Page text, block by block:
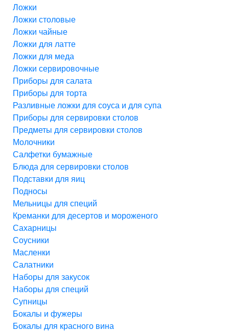
Ложки
Ложки столовые
Ложки чайные
Ложки для латте
Ложки для меда
Ложки сервировочные
Приборы для салата
Приборы для торта
Разливные ложки для соуса и для супа
Приборы для сервировки столов
Предметы для сервировки столов
Молочники
Салфетки бумажные
Блюда для сервировки столов
Подставки для яиц
Подносы
Мельницы для специй
Креманки для десертов и мороженого
Сахарницы
Соусники
Масленки
Салатники
Наборы для закусок
Наборы для специй
Супницы
Бокалы и фужеры
Бокалы для красного вина